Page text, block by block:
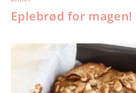
Eplebrød for magen!